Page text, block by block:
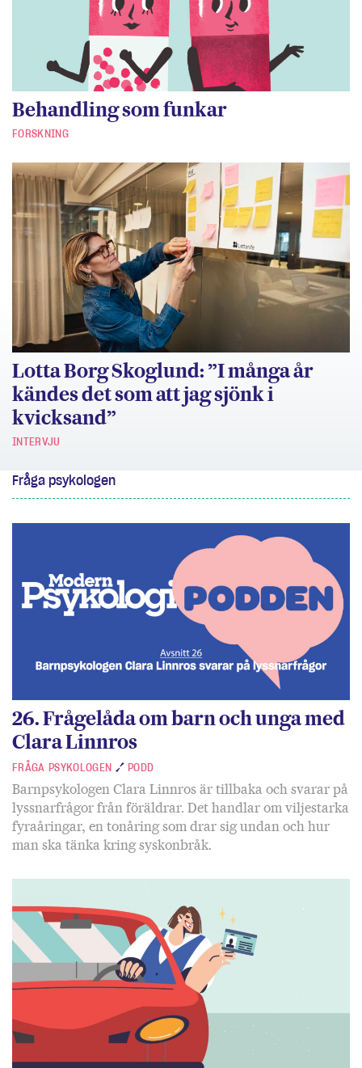
Behandling som funkar
FORSKNING
Lotta Borg Skoglund: ”I många år
kändes det som att jag sjönk i
kvicksand”
INTERVJU
Fråga psykologen
26. Frågelåda om barn och unga med
Clara Linnros
FRÅGA PSYKOLOGEN PODD
Barnpsykologen Clara Linnros är tillbaka och svarar på
lyssnarfrågor från föräldrar. Det handlar om viljestarka
fyraåringar, en tonåring som drar sig undan och hur
man ska tänka kring syskonbråk.